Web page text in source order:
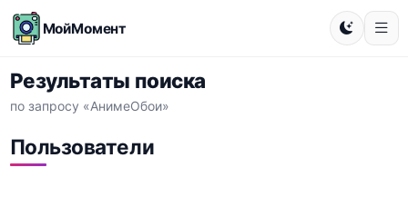
МойМомент
Результаты поиска
по запросу «АнимеОбои»
Пользователи